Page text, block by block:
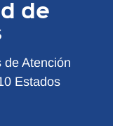
de
de Atención
Estados